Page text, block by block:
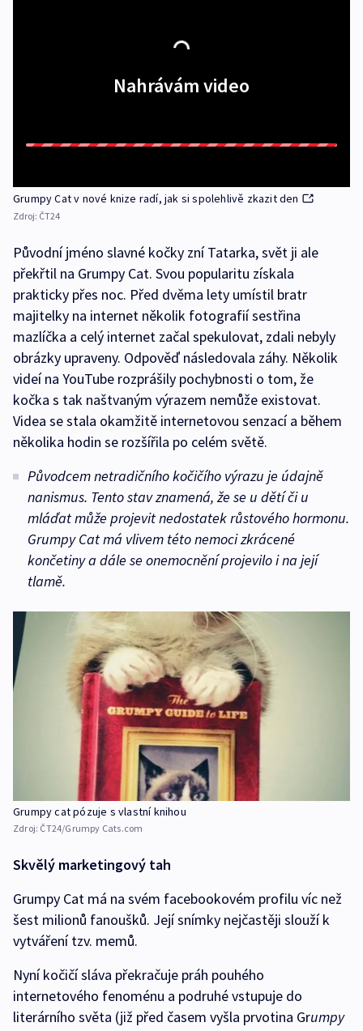
Nahrávám video
Grumpy Cat v nové knize radí, jak si spolehlivě zkazit den
Zdroj: ČT24
Původní jméno slavné kočky zní Tatarka, svět ji ale
překřtil na Grumpy Cat. Svou popularitu získala
prakticky přes noc. Před dvěma lety umístil bratr
majitelky na internet několik fotografií sestřina
mazlíčka a celý internet začal spekulovat, zdali nebyly
obrázky upraveny. Odpověď následovala záhy. Několik
videí na YouTube rozprášily pochybnosti o tom, že
kočka s tak naštvaným výrazem nemůže existovat.
Videa se stala okamžitě internetovou senzací a během
několika hodin se rozšířila po celém světě.
Původcem netradičního kočičího výrazu je údajně
nanismus. Tento stav znamená, že se u dětí či u
mláďat může projevit nedostatek růstového hormonu.
Grumpy Cat má vlivem této nemoci zkrácené
končetiny a dále se onemocnění projevilo i na její
tlamě.
Grumpy cat pózuje s vlastní knihou
Zdroj: ČT24/Grumpy Cats.com
Skvělý marketingový tah
Grumpy Cat má na svém facebookovém profilu víc než
šest milionů fanoušků. Její snímky nejčastěji slouží k
vytváření tzv. memů.
Nyní kočičí sláva překračuje práh pouhého
internetového fenoménu a podruhé vstupuje do
literárního světa (již před časem vyšla prvotina Grumpy